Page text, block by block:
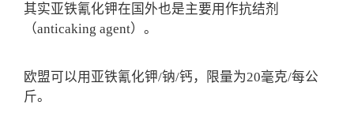
其实亚铁氰化钾在国外也是主要用作抗结剂
（anticaking agent）。
欧盟可以用亚铁氰化钾/钠/钙，限量为20毫克/每公
斤。